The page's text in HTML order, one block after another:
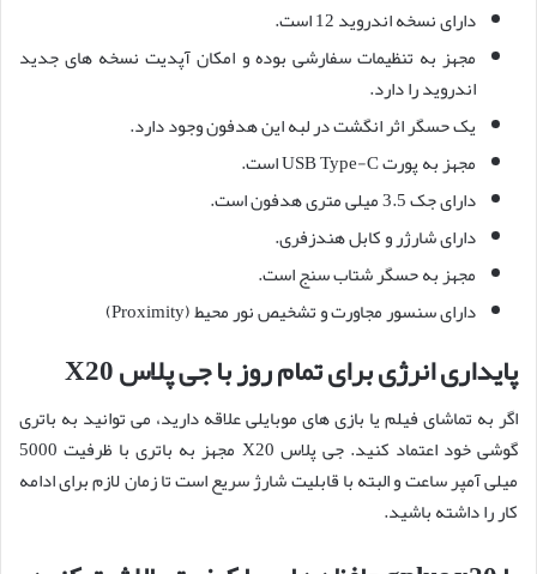
دارای نسخه اندروید 12 است.
مجهز به تنظیمات سفارشی بوده و امکان آپدیت نسخه های جدید
اندروید را دارد.
یک حسگر اثر انگشت در لبه این هدفون وجود دارد.
مجهز به پورت USB Type-C است.
دارای جک 3.5 میلی متری هدفون است.
دارای شارژر و کابل هندزفری.
مجهز به حسگر شتاب سنج است.
دارای سنسور مجاورت و تشخیص نور محیط (Proximity)
پایداری انرژی برای تمام روز با جی پلاس X20
اگر به تماشای فیلم یا بازی های موبایلی علاقه دارید، می توانید به باتری
گوشی خود اعتماد کنید. جی پلاس X20 مجهز به باتری با ظرفیت 5000
میلی آمپر ساعت و البته با قابلیت شارژ سریع است تا زمان لازم برای ادامه
کار را داشته باشید.